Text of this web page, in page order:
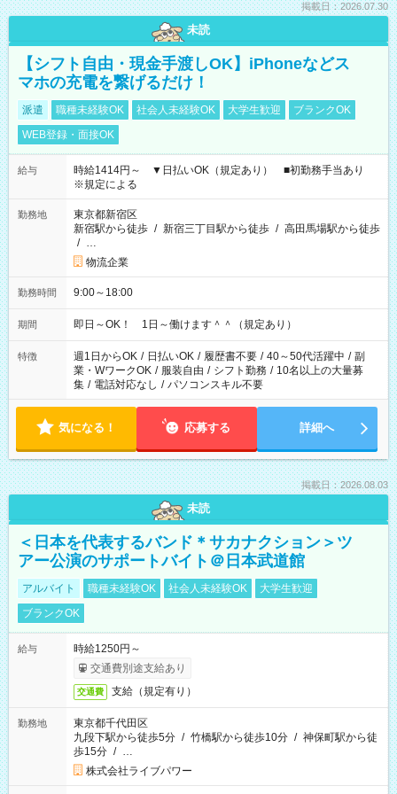
掲載日：2026.07.30
未読
【シフト自由・現金手渡しOK】iPhoneなどス
マホの充電を繋げるだけ！
派遣 職種未経験OK 社会人未経験OK 大学生歓迎
ブランクOK
WEB登録・面接OK
給与
時給1414円～ ▼日払いOK（規定あり） ■初勤務手当あり
※規定による
勤務地
東京都新宿区
新宿駅から徒歩 / 新宿三丁目駅から徒歩 / 高田馬場駅から徒歩
/ …
物流企業
勤務時間 9:00～18:00
期間 即日～OK！ 1日～働けます＾＾（規定あり）
特徴 週1日からOK / 日払いOK / 履歴書不要 / 40～50代活躍中 / 副
業・WワークOK / 服装自由 / シフト勤務 / 10名以上の大量募
集 / 電話対応なし / パソコンスキル不要
気になる！ 応募する 詳細へ
掲載日：2026.08.03
未読
＜日本を代表するバンド＊サカナクション＞ツ
アー公演のサポートバイト＠日本武道館
アルバイト 職種未経験OK 社会人未経験OK
大学生歓迎
ブランクOK
給与
時給1250円～
交通費別途支給あり
交通費 支給（規定有り）
勤務地
東京都千代田区
九段下駅から徒歩5分 / 竹橋駅から徒歩10分 / 神保町駅から徒
歩15分 / …
株式会社ライブパワー